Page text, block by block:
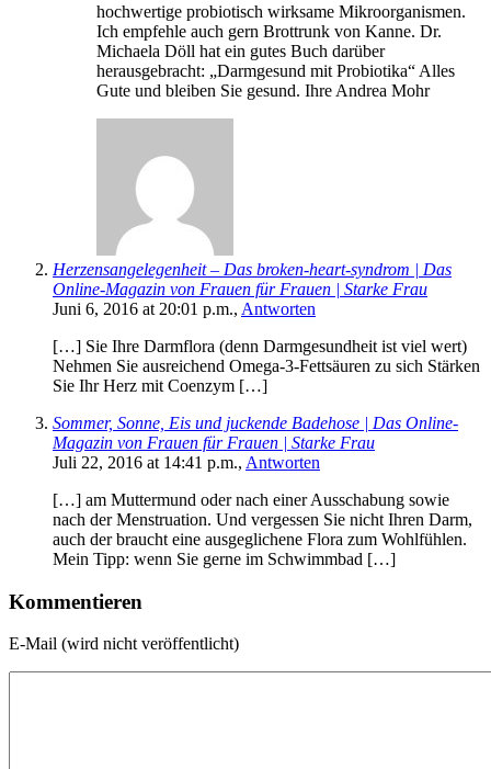
hochwertige probiotisch wirksame Mikroorganismen.
Ich empfehle auch gern Brottrunk von Kanne. Dr.
Michaela Döll hat ein gutes Buch darüber
herausgebracht: „Darmgesund mit Probiotika“ Alles
Gute und bleiben Sie gesund. Ihre Andrea Mohr
Herzensangelegenheit – Das broken-heart-syndrom | Das
Online-Magazin von Frauen für Frauen | Starke Frau
Juni 6, 2016 at 20:01 p.m., Antworten
[…] Sie Ihre Darmflora (denn Darmgesundheit ist viel wert)
Nehmen Sie ausreichend Omega-3-Fettsäuren zu sich Stärken
Sie Ihr Herz mit Coenzym […]
Sommer, Sonne, Eis und juckende Badehose | Das Online-
Magazin von Frauen für Frauen | Starke Frau
Juli 22, 2016 at 14:41 p.m., Antworten
[…] am Muttermund oder nach einer Ausschabung sowie
nach der Menstruation. Und vergessen Sie nicht Ihren Darm,
auch der braucht eine ausgeglichene Flora zum Wohlfühlen.
Mein Tipp: wenn Sie gerne im Schwimmbad […]
Kommentieren
E-Mail (wird nicht veröffentlicht)